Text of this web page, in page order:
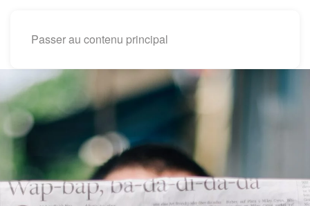
Passer au contenu principal